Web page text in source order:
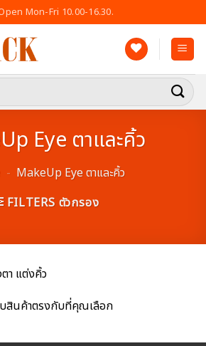
Mon-Fri 10.00-16.30.
Eye ตาและคิ้ว
- MakeUp Eye ตาและคิ้ว
FILTERS ตัวกรอง
า แต่งคิ้ว
สินค้าตรงกับที่คุณเลือก